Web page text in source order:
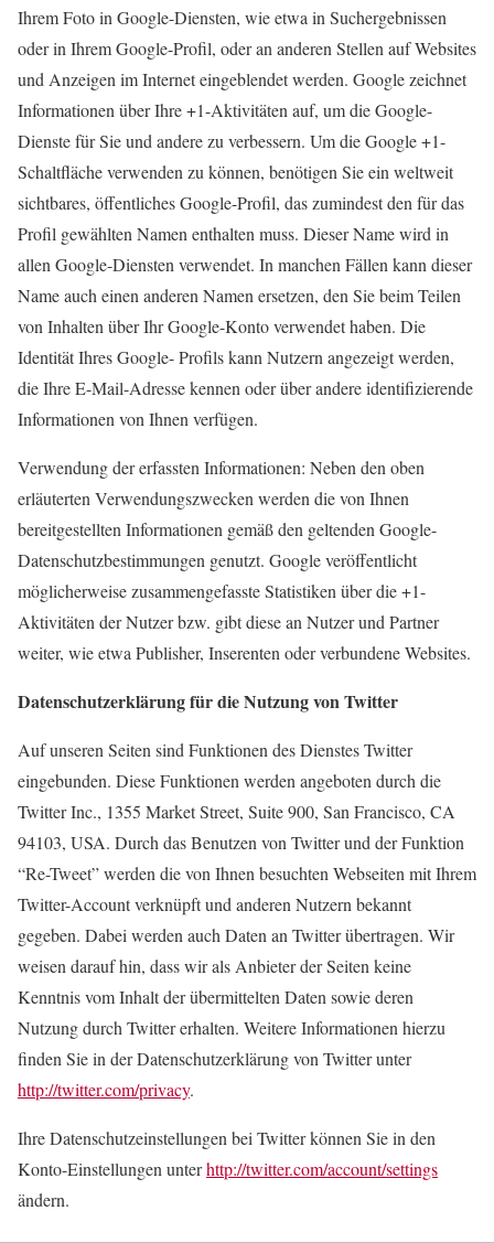
Ihrem Foto in Google-Diensten, wie etwa in Suchergebnissen
oder in Ihrem Google-Profil, oder an anderen Stellen auf Websites
und Anzeigen im Internet eingeblendet werden. Google zeichnet
Informationen über Ihre +1-Aktivitäten auf, um die Google-
Dienste für Sie und andere zu verbessern. Um die Google +1-
Schaltfläche verwenden zu können, benötigen Sie ein weltweit
sichtbares, öffentliches Google-Profil, das zumindest den für das
Profil gewählten Namen enthalten muss. Dieser Name wird in
allen Google-Diensten verwendet. In manchen Fällen kann dieser
Name auch einen anderen Namen ersetzen, den Sie beim Teilen
von Inhalten über Ihr Google-Konto verwendet haben. Die
Identität Ihres Google- Profils kann Nutzern angezeigt werden,
die Ihre E-Mail-Adresse kennen oder über andere identifizierende
Informationen von Ihnen verfügen.
Verwendung der erfassten Informationen: Neben den oben
erläuterten Verwendungszwecken werden die von Ihnen
bereitgestellten Informationen gemäß den geltenden Google-
Datenschutzbestimmungen genutzt. Google veröffentlicht
möglicherweise zusammengefasste Statistiken über die +1-
Aktivitäten der Nutzer bzw. gibt diese an Nutzer und Partner
weiter, wie etwa Publisher, Inserenten oder verbundene Websites.
Datenschutzerklärung für die Nutzung von Twitter
Auf unseren Seiten sind Funktionen des Dienstes Twitter
eingebunden. Diese Funktionen werden angeboten durch die
Twitter Inc., 1355 Market Street, Suite 900, San Francisco, CA
94103, USA. Durch das Benutzen von Twitter und der Funktion
“Re-Tweet” werden die von Ihnen besuchten Webseiten mit Ihrem
Twitter-Account verknüpft und anderen Nutzern bekannt
gegeben. Dabei werden auch Daten an Twitter übertragen. Wir
weisen darauf hin, dass wir als Anbieter der Seiten keine
Kenntnis vom Inhalt der übermittelten Daten sowie deren
Nutzung durch Twitter erhalten. Weitere Informationen hierzu
finden Sie in der Datenschutzerklärung von Twitter unter
http://twitter.com/privacy.
Ihre Datenschutzeinstellungen bei Twitter können Sie in den
Konto-Einstellungen unterhttp://twitter.com/account/settings
ändern.